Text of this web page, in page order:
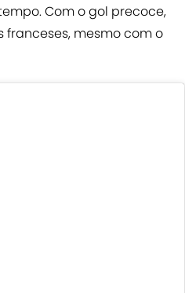
Com o gol precoce,
mesmo com o